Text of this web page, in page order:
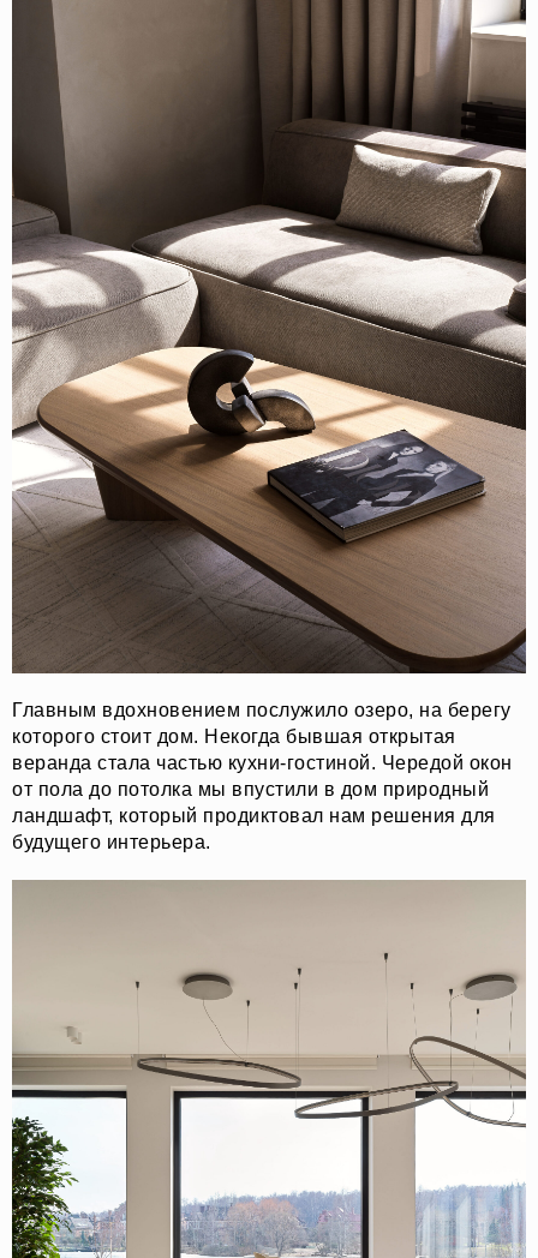
Главным вдохновением послужило озеро, на берегу
которого стоит дом. Некогда бывшая открытая
веранда стала частью кухни-гостиной. Чередой окон
от пола до потолка мы впустили в дом природный
ландшафт, который продиктовал нам решения для
будущего интерьера.